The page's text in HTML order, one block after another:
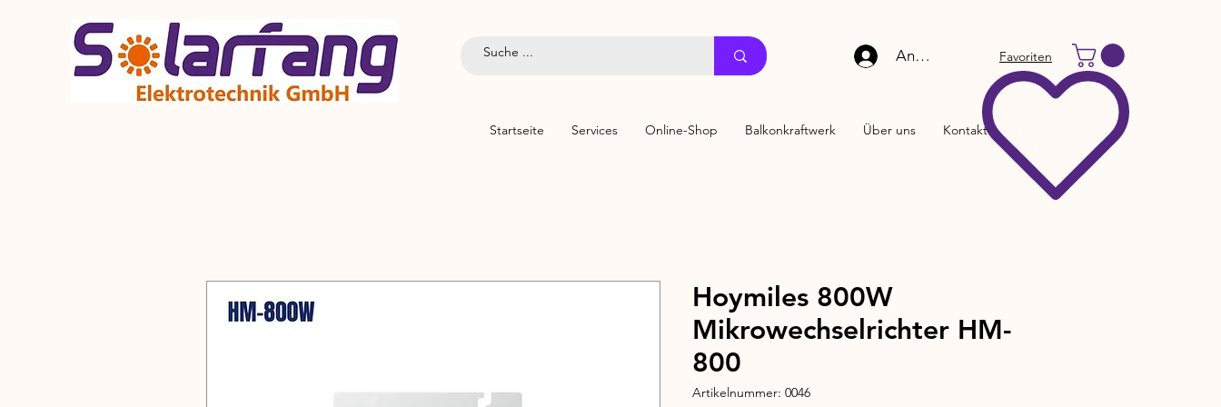
Anmelden Favoriten
Startseite Services Online-Shop Balkonkraftwerk Über uns Kontakt
Hoymiles 800W
Mikrowechselrichter HM-
800
Artikelnummer: 0046